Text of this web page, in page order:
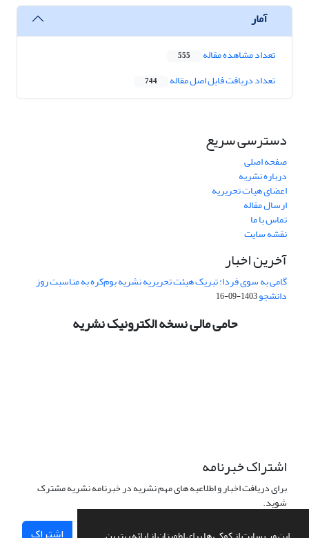
آمار
تعداد مشاهده مقاله 555
تعداد دریافت فایل اصل مقاله 744
دسترسی سریع
صفحه اصلی
درباره نشریه
اعضای هیات تحریریه
ارسال مقاله
تماس با ما
نقشه سایت
آخرین اخبار
گامی به سوی فردا: تبریک هیئت تحریریه نشریه بوم‌کره به مناسبت روز
دانشجو1403-09-16
حامی مالی نسخه الکترونیک نشریه
اشتراک خبرنامه
برای دریافت اخبار و اطلاعیه های مهم نشریه در خبرنامه نشریه مشترک
شوید.